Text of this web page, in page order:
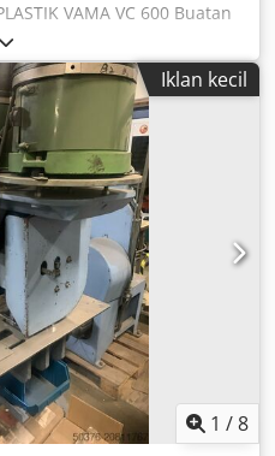
VAMA VC 600 Buatan
Produsen: VAMA GmbH
2015 Parameter teknis
Panjang maksimum
25-80 μm (las)
menit Rol penggiling 2
Posisi penumpukan: 25-50
plastik Cedpog D
baik, berlokasi di Polandia.
Iklan kecil
1 /8